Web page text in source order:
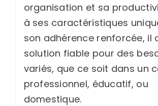
organisation et sa
à ses caractéristiques
son adhérence renforcée, il
solution fiable pour des
variés, que ce soit dans un
professionnel, éducatif, ou
domestique.